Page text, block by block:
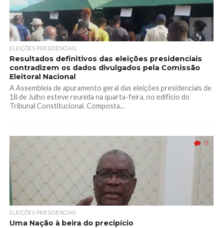
ELEIÇÕES PRESIDENCIAIS
Resultados definitivos das eleições presidenciais
contradizem os dados divulgados pela Comissão
Eleitoral Nacional
A Assembleia de apuramento geral das eleições presidenciais de
18 de Julho esteve reunida na quarta-feira, no edifício do
Tribunal Constitucional. Composta...
13
ELEIÇÕES PRESIDENCIAIS
Uma Nação à beira do precipício